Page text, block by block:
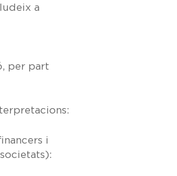
a
per part
i